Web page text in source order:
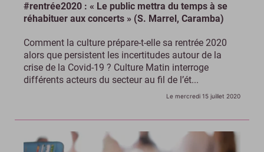
#rentrée2020 : « Le public mettra du temps à se
réhabituer aux concerts » (S. Marrel, Caramba)
Comment la culture prépare-t-elle sa rentrée 2020
alors que persistent les incertitudes autour de la
crise de la Covid-19 ? Culture Matin interroge
différents acteurs du secteur au fil de l’ét...
Le mercredi 15 juillet 2020